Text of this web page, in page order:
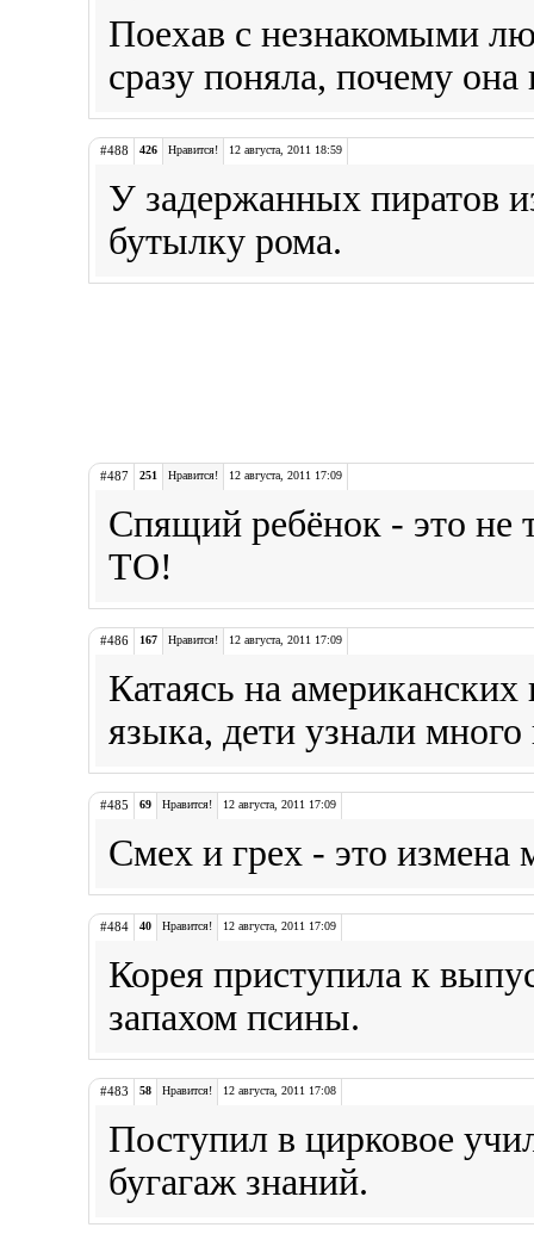
Поехав с незнакомыми
сразу поняла, почему она
#488 426 Нравится! 12 августа, 2011 18:59
У задержанных пиратов
бутылку рома.
#487 251 Нравится! 12 августа, 2011 17:09
Спящий ребёнок - это
ТО!
#486 167 Нравится! 12 августа, 2011 17:09
Катаясь на американских
языка, дети узнали
#485 69 Нравится! 12 августа, 2011 17:09
Смех и грех - это измена
#484 40 Нравится! 12 августа, 2011 17:09
Корея приступила к
запахом псины.
#483 58 Нравится! 12 августа, 2011 17:08
Поступил в цирковое
бугагаж знаний.